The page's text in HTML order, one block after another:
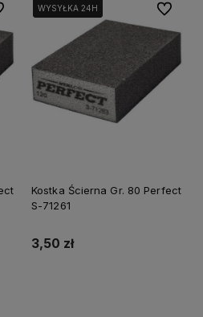
ulubionychWYSYŁKA 24H
WYSYŁKA 24H
Kostka Ścierna Gr. 80 Perfect
S-71261
3,50 zł
Do